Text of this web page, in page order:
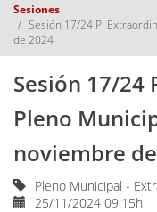
Sesiones
Sesión 17/24 Pl
de 2024
Sesión 17/24
Pleno
noviembre
Pleno Municipal -
25/11/2024 09:15h